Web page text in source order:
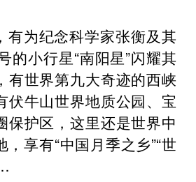
有为纪念科学家张衡及其
的小行星“南阳星”闪耀其
有世界第九大奇迹的西峡
伏牛山世界地质公园、宝
保护区，这里还是世界中
享有“中国月季之乡”“世